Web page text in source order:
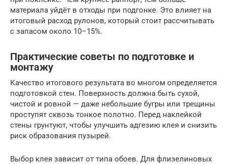
материала уйдёт в отходы при подгонке. Это влияет на
итоговый расход рулонов, который стоит рассчитывать
с запасом около 10–15%.
Практические советы по подготовке и
монтажу
Качество итогового результата во многом определяется
подготовкой стен. Поверхность должна быть сухой,
чистой и ровной — даже небольшие бугры или трещины
проступят сквозь тонкое полотно. Перед наклейкой
стены грунтуют, чтобы улучшить адгезию клея и снизить
риск образования пузырей.
Выбор клея зависит от типа обоев. Для флизелиновых